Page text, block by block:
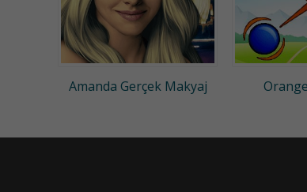
Amanda Gerçek Makyaj